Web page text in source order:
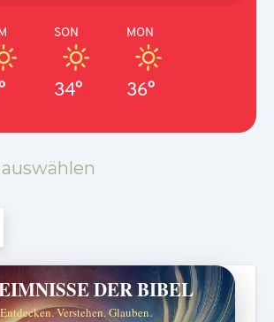
SON
34°
MON
36°
DER BIBEL
Entdecken. Verstehen. Glauben.